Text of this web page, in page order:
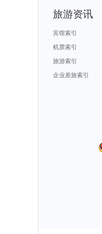
旅游资讯
宾馆索引
机票索引
旅游索引
企业差旅索引